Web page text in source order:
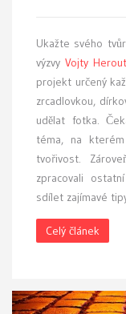
Ukažte svého
výzvyVojty
projekt určený
zrcadlovkou,
udělat fotka.
téma, na
tvořivost.
zpracovali
sdílet zajímavé
Celý článek